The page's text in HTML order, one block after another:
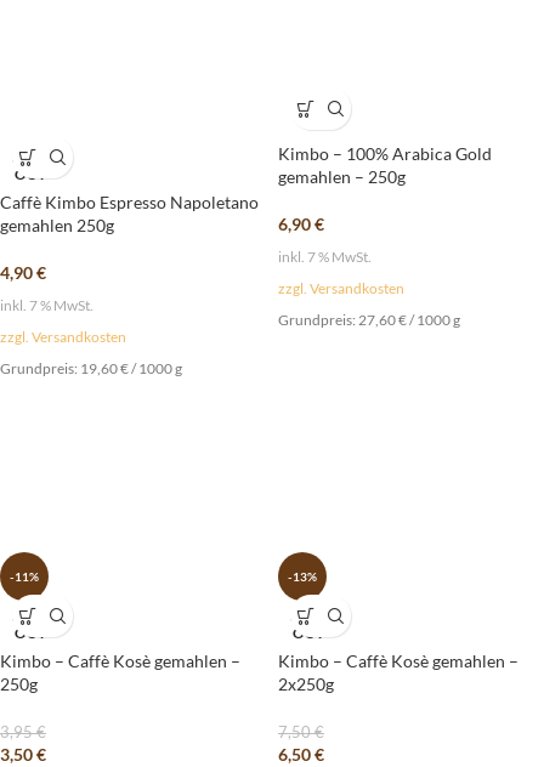
SOLD
OUT
Caffè Kimbo Espresso Napoletano
gemahlen 250g
4,90€
inkl. 7 % MwSt.
zzgl. Versandkosten
Grundpreis: 19,60€/1000g
Kimbo – 100% Arabica Gold
gemahlen – 250g
6,90€
inkl. 7 % MwSt.
zzgl. Versandkosten
Grundpreis: 27,60€/1000g
-11%
SOLD
OUT
Kimbo – Caffè Kosè gemahlen –
250g
3,95€
3,50€
-13%
SOLD
OUT
Kimbo – Caffè Kosè gemahlen –
2x250g
7,50€
6,50€